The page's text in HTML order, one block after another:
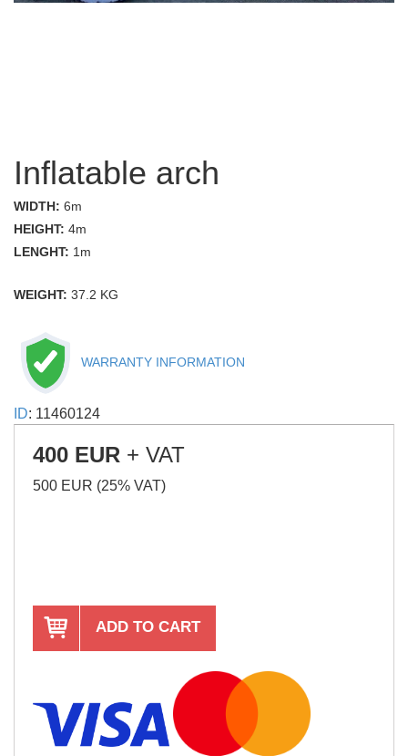
Inflatable arch
WIDTH: 6m
HEIGHT: 4m
LENGHT: 1m
WEIGHT: 37.2 KG
WARRANTY INFORMATION
ID: 11460124
400 EUR + VAT
500 EUR (25% VAT)
ADD TO CART